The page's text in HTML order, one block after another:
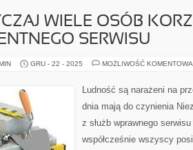
WIELE OSÓB
SERWISU
GRU - 22 - 2025 MOŻLIWOŚĆ
Ludność są narażeni na
dnia mają do czynienia
z służb wprawnego
współcześnie wszyscy